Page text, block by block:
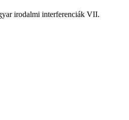
irodalmi interferenciák VII.